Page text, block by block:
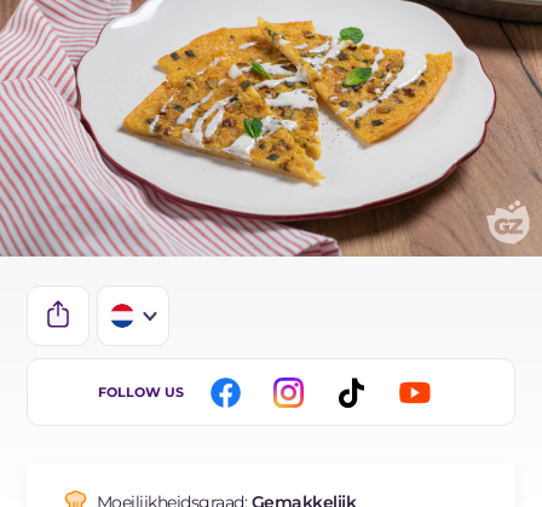
IT
FR
FOLLOW US
Moeilijkheidsgraad:Gemakkelijk